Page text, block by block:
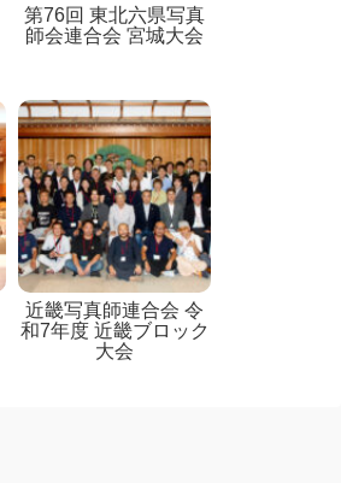
第76回 東北六県写真
師会連合会 宮城大会
近畿写真師連合会 令
和7年度 近畿ブロック
大会